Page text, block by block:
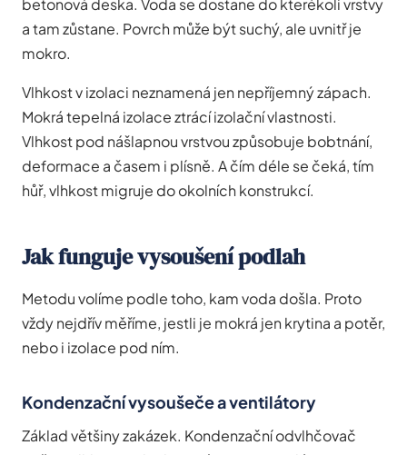
betonová deska. Voda se dostane do kterékoli vrstvy
a tam zůstane. Povrch může být suchý, ale uvnitř je
mokro.
Vlhkost v izolaci neznamená jen nepříjemný zápach.
Mokrá tepelná izolace ztrácí izolační vlastnosti.
Vlhkost pod nášlapnou vrstvou způsobuje bobtnání,
deformace a časem i plísně. A čím déle se čeká, tím
hůř, vlhkost migruje do okolních konstrukcí.
Jak funguje vysoušení podlah
Metodu volíme podle toho, kam voda došla. Proto
vždy nejdřív měříme, jestli je mokrá jen krytina a potěr,
nebo i izolace pod ním.
Kondenzační vysoušeče a ventilátory
Základ většiny zakázek. Kondenzační odvlhčovač